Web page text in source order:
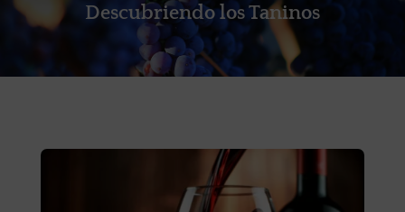
Descubriendo los Taninos